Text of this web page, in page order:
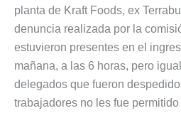
planta de Kraft Foods, ex
denuncia realizada por la
estuvieron presentes en el
mañana, a las 6 horas, pero
delegados que fueron
trabajadores no les fue permitido